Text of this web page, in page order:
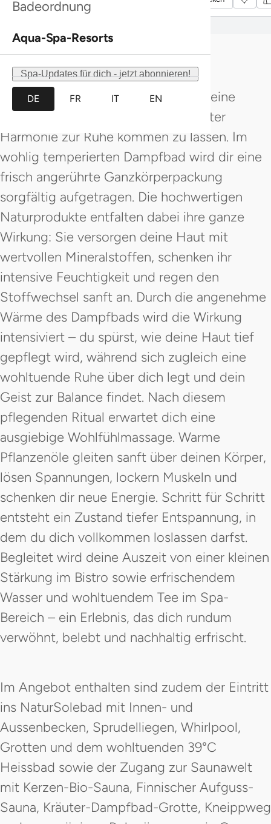
Badeordnung
Aqua-Spa-Resorts
Spa-Updates für dich - jetzt abonnieren!
DE FR IT EN
Pflanzenölen löst Spannungen und
bringt Körper und Seele ins
Gleichgewicht.
Das Day Spa Termali Experience ist eine
Einladung, Körper und Seele in sanfter
Harmonie zur Ruhe kommen zu lassen. Im
wohlig temperierten Dampfbad wird dir eine
frisch angerührte Ganzkörperpackung
sorgfältig aufgetragen. Die hochwertigen
Naturprodukte entfalten dabei ihre ganze
Wirkung: Sie versorgen deine Haut mit
wertvollen Mineralstoffen, schenken ihr
intensive Feuchtigkeit und regen den
Stoffwechsel sanft an. Durch die angenehme
Wärme des Dampfbads wird die Wirkung
intensiviert – du spürst, wie deine Haut tief
gepflegt wird, während sich zugleich eine
wohltuende Ruhe über dich legt und dein
Geist zur Balance findet. Nach diesem
pflegenden Ritual erwartet dich eine
ausgiebige Wohlfühlmassage. Warme
Pflanzenöle gleiten sanft über deinen Körper,
lösen Spannungen, lockern Muskeln und
schenken dir neue Energie. Schritt für Schritt
entsteht ein Zustand tiefer Entspannung, in
dem du dich vollkommen loslassen darfst.
Begleitet wird deine Auszeit von einer kleinen
Stärkung im Bistro sowie erfrischendem
Wasser und wohltuendem Tee im Spa-
Bereich – ein Erlebnis, das dich rundum
verwöhnt, belebt und nachhaltig erfrischt.
Im Angebot enthalten sind zudem der Eintritt
ins NaturSolebad mit Innen- und
Aussenbecken, Sprudelliegen, Whirlpool,
Grotten und dem wohltuenden 39°C
Heissbad sowie der Zugang zur Saunawelt
mit Kerzen-Bio-Sauna, Finnischer Aufguss-
Sauna, Kräuter-Dampfbad-Grotte, Kneippweg